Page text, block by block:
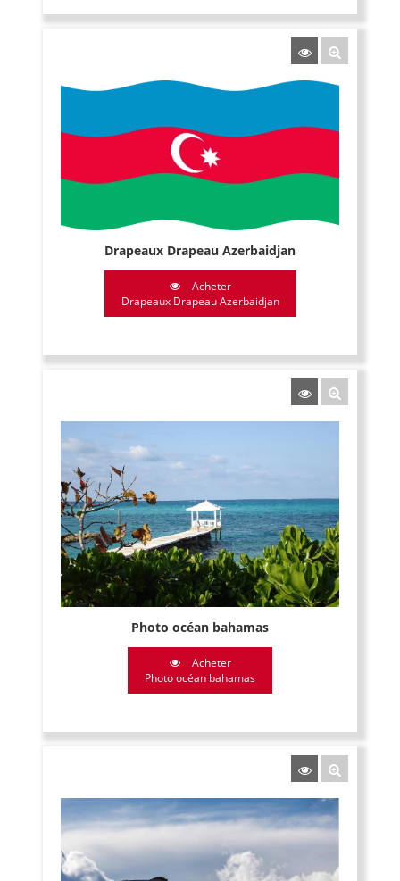
Drapeaux Drapeau Azerbaidjan
Acheter
Drapeaux Drapeau Azerbaidjan
Photo océan bahamas
Acheter
Photo océan bahamas